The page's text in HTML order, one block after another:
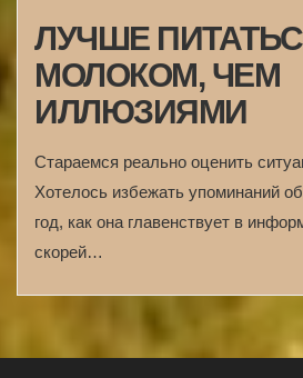
ЛУЧШЕ
МОЛОКОМ, ЧЕМ
ИЛЛЮЗИЯМИ
Стараемся реально оценить
Хотелось избежать упоминаний
год, как она главенствует в
скорей…